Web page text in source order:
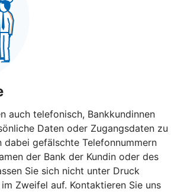
auch telefonisch, Bankkundinnen
Daten oder Zugangsdaten zu
dabei gefälschte Telefonnummern
der Bank der Kundin oder des
Sie sich nicht unter Druck
Zweifel auf. Kontaktieren Sie uns